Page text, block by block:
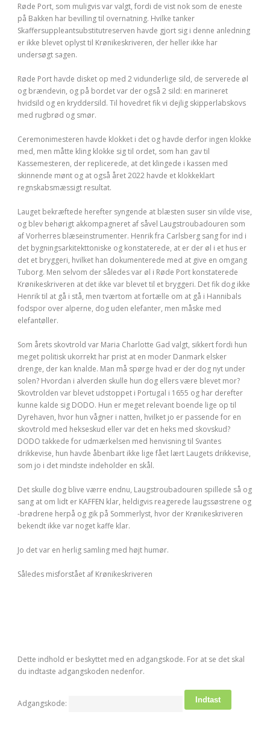
Røde Port, som muligvis var valgt, fordi de vist nok som de eneste
på Bakken har bevilling til overnatning. Hvilke tanker
Skaffersuppleantsubstitutreserven havde gjort sig i denne anledning
er ikke blevet oplyst til Krønikeskriveren, der heller ikke har
undersøgt sagen.
Røde Port havde disket op med 2 vidunderlige sild, de serverede øl
og brændevin, og på bordet var der også 2 sild: en marineret
hvidsild og en kryddersild. Til hovedret fik vi dejlig skipperlabskovs
med rugbrød og smør.
Ceremonimesteren havde klokket i det og havde derfor ingen klokke
med, men måtte kling klokke sig til ordet, som han gav til
Kassemesteren, der replicerede, at det klingede i kassen med
skinnende mønt og at også året 2022 havde et klokkeklart
regnskabsmæssigt resultat.
Lauget bekræftede herefter syngende at blæsten suser sin vilde vise,
og blev behørigt akkompagneret af såvel Laugstroubadouren som
af Vorherres blæseinstrumenter. Henrik fra Carlsberg sang for ind i
det bygningsarkitekttoniske og konstaterede, at er der øl i et hus er
det et bryggeri, hvilket han dokumenterede med at give en omgang
Tuborg. Men selvom der således var øl i Røde Port konstaterede
Krønikeskriveren at det ikke var blevet til et bryggeri. Det fik dog ikke
Henrik til at gå i stå, men tværtom at fortælle om at gå i Hannibals
fodspor over alperne, dog uden elefanter, men måske med
elefantøller.
Som årets skovtrold var Maria Charlotte Gad valgt, sikkert fordi hun
meget politisk ukorrekt har prist at en moder Danmark elsker
drenge, der kan knalde. Man må spørge hvad er der dog nyt under
solen? Hvordan i alverden skulle hun dog ellers være blevet mor?
Skovtrolden var blevet udstoppet i Portugal i 1655 og har derefter
kunne kalde sig DODO. Hun er meget relevant boende lige op til
Dyrehaven, hvor hun vågner i natten, hvilket jo er passende for en
skovtrold med hekseskud eller var det en heks med skovskud?
DODO takkede for udmærkelsen med henvisning til Svantes
drikkevise, hun havde åbenbart ikke lige fået lært Laugets drikkevise,
som jo i det mindste indeholder en skål.
Det skulle dog blive værre endnu, Laugstroubadouren spillede så og
sang at om lidt er KAFFEN klar, heldigvis reagerede laugssøstrene og
-brødrene herpå og gik på Sommerlyst, hvor der Krønikeskriveren
bekendt ikke var noget kaffe klar.
Jo det var en herlig samling med højt humør.
Således misforstået af Krønikeskriveren
Dette indhold er beskyttet med en adgangskode. For at se det skal
du indtaste adgangskoden nedenfor.
Adgangskode: